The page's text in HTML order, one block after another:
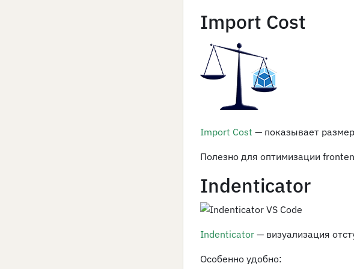
Import Cost
Import Cost — показывает
Полезно для оптимизации
Indenticator
Indenticator — визуализация
Особенно удобно: